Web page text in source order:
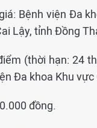
Bệnh viện Đa
Lậy, tỉnh Đồng
(thời hạn: 24
Đa khoa Khu vực
đồng.